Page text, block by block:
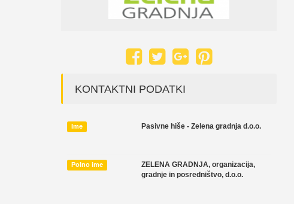
KONTAKTNI PODATKI
Ime Pasivne hiše - Zelena gradnja d.o.o.
Polno ime
ZELENA GRADNJA, organizacija,
gradnje in posredništvo, d.o.o.